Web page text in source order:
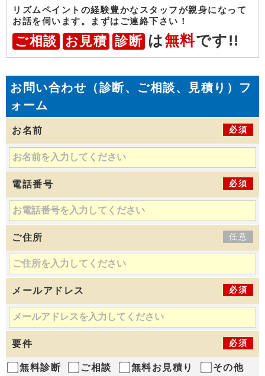
リズムペイントの経験豊かなスタッフが親身になって
お話を伺います。まずはご連絡下さい！
ご相談 お見積 診断 は無料です!!
お問い合わせ（診断、ご相談、見積り）フ
ォーム
お名前 必須
電話番号 必須
ご住所 任意
メールアドレス 必須
要件 必須
無料診断 ご相談 無料お見積り その他